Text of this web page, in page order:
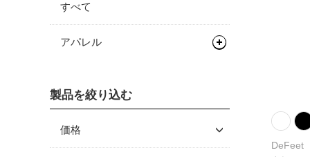
DeFeet
すべて
アパレル
グローブ
ソックス
カバー/ウォーマー類
アームカバー
製品を絞り込む
価格